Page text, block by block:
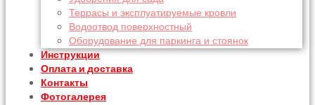
Террасы и эксплуатируемые кровли
Водоотвод поверхностный
Оборудование для паркинга и стоянок
Инструкции
Оплата и доставка
Контакты
Фотогалерея